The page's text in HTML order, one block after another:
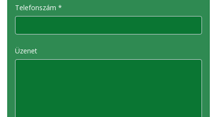
Telefonszám *
Üzenet